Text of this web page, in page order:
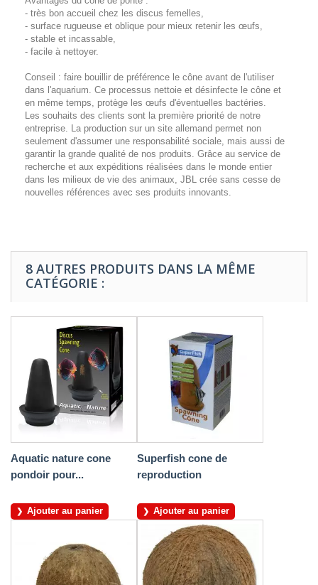
- très bon accueil chez les discus femelles,
- surface rugueuse et oblique pour mieux retenir les œufs,
- stable et incassable,
- facile à nettoyer.
Conseil : faire bouillir de préférence le cône avant de l'utiliser
dans l'aquarium. Ce processus nettoie et désinfecte le cône et
en même temps, protège les œufs d'éventuelles bactéries.
Les souhaits des clients sont la première priorité de notre
entreprise. La production sur un site allemand permet non
seulement d'assumer une responsabilité sociale, mais aussi de
garantir la grande qualité de nos produits. Grâce au service de
recherche et aux expéditions réalisées dans le monde entier
dans les milieux de vie des animaux, JBL crée sans cesse de
nouvelles références avec ses produits innovants.
8 AUTRES PRODUITS DANS LA MÊME
CATÉGORIE :
Aquatic nature cone
pondoir pour...
Ajouter au panier
Superfish cone de
reproduction
Ajouter au panier